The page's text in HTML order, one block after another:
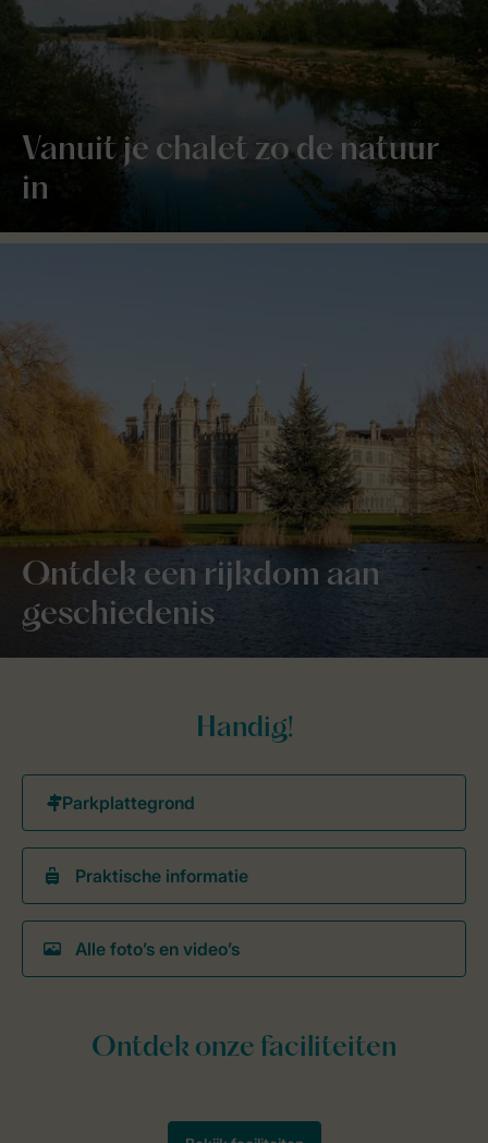
Vanuit je chalet zo de natuur
in
Ontdek een rijkdom aan
geschiedenis
Handig!
Praktische informatie
Alle foto’s en video’s